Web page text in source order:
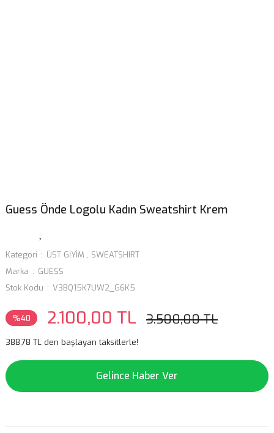
Guess Önde Logolu Kadın Sweatshirt Krem
Kategori ÜST GİYİM , SWEATSHIRT
Marka
GUESS
Stok Kodu
V3BQ15K7UW2_G6K5
%40 2.100,00 TL 3.500,00 TL
388,78 TL den başlayan taksitlerle!
Gelince Haber Ver